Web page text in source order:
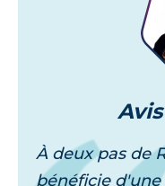
Avis
À deux pas de
bénéficie